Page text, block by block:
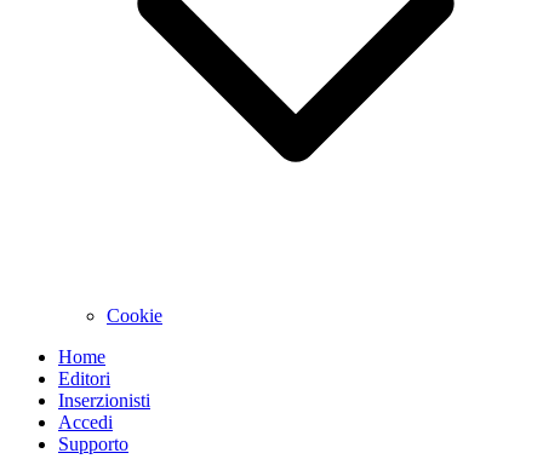
Cookie
Home
Editori
Inserzionisti
Accedi
Supporto